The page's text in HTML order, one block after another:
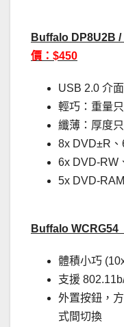
Buffalo DP8U2B
價：$450
USB 2.0 介面
輕巧：重量
纖薄：厚度
8x DVD±R
6x DVD-RW
5x DVD-RAM
Buffalo
體積小巧
支援
外置按鈕，
式間切換